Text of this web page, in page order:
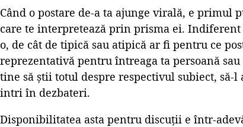
Când o postare de-a ta ajunge virală, e primul
care te interpretează prin prisma ei.
o, de cât de tipică sau atipică ar fi pentru ce
reprezentativă pentru întreaga ta persoană
tine să știi totul despre respectivul subiect, să-
intri în dezbateri.
Disponibilitatea asta pentru discuții e într-